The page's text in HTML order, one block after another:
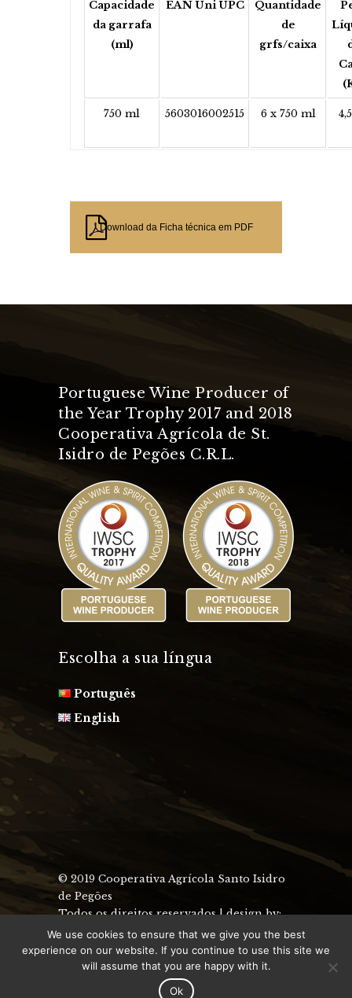
Capacidade
da garrafa
(ml)
EAN Uni UPC
Quantidade
de
grfs/caixa
750 ml 5603016002515 6 x 750 ml
Download da Ficha técnica em PDF
Portuguese Wine Producer of
the Year Trophy 2017 and 2018
Cooperativa Agrícola de St.
Isidro de Pegões C.R.L.
Escolha a sua língua
Português
English
© 2019 Cooperativa Agrícola Santo Isidro
de Pegões
Todos os direitos reservados | design by:
uau design
We use cookies to ensure that we give you the best
experience on our website. If you continue to use this site we
will assume that you are happy with it.
Ok